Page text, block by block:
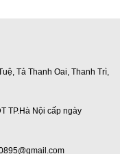
Tả Thanh Oai, Thanh Trì,
TP.Hà Nội cấp ngày